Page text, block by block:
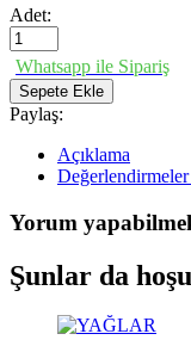
Adet:
Whatsapp ile Sipariş
Sepete Ekle
Paylaş:
Açıklama
Yorum
Şunlar da